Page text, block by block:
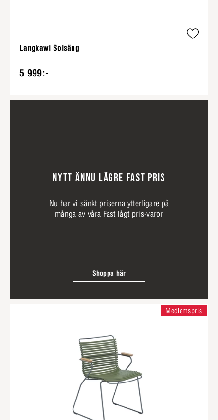
Langkawi Solsäng
5 999:-
NYTT ÄNNU LÄGRE FAST PRIS
Nu har vi sänkt priserna ytterligare på
många av våra Fast lågt pris-varor
Shoppa här
Medlemspris